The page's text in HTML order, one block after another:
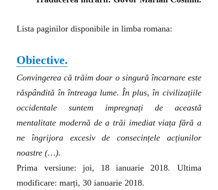
Lista paginilor disponibile in limba romana:
Obiective.
Convingerea că trăim doar o singură încarnare este
răspândită în întreaga lume. În plus, în civilizațiile
occidentale suntem impregnați de această
mentalitate modernă de a trăi imediat viața fără a
ne îngrijora excesiv de consecințele acțiunilor
noastre(…).
Prima versiune: joi, 18 ianuarie 2018. Ultima
modificare: marți, 30 ianuarie 2018.